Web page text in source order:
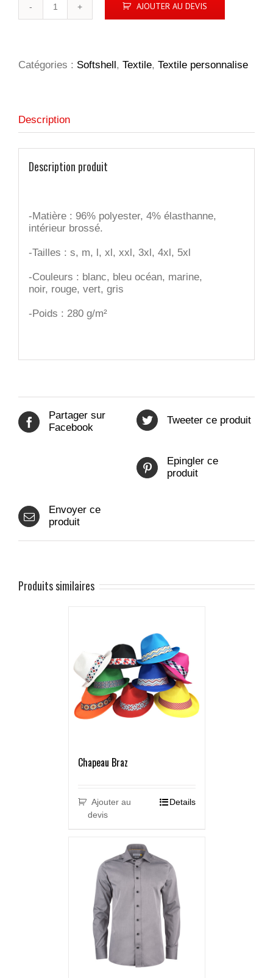
AJOUTER AU DEVIS
Catégories : Softshell, Textile, Textile personnalise
Description
Description produit
-Matière : 96% polyester, 4% élasthanne,
intérieur brossé.
-Tailles : s, m, l, xl, xxl, 3xl, 4xl, 5xl
-Couleurs : blanc, bleu océan, marine,
noir, rouge, vert, gris
-Poids : 280 g/m²
Partager sur
Facebook
Tweeter ce produit
Epingler ce
produit
Envoyer ce
produit
Produits similaires
Chapeau Braz
Ajouter au
devis
Details